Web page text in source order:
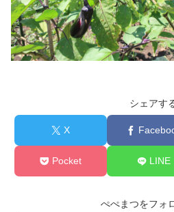
シェアす
X
Pocket LINE
ぺぺまつをフォ